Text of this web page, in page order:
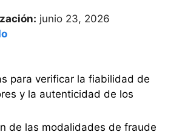
junio 23, 2026
para verificar la fiabilidad de
y la autenticidad de los
de las modalidades de fraude